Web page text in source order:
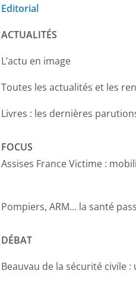
Editorial
ACTUALITÉS
L’actu en image
Toutes les actualités et les
Livres : les dernières
FOCUS
Assises France Victime :
Pompiers, ARM… la santé
DÉBAT
Beauvau de la sécurité civile